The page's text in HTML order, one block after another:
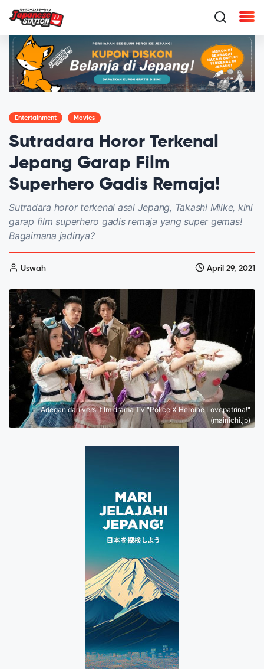
Entertainment Movies
Sutradara Horor Terkenal
Jepang Garap Film
Superhero Gadis Remaja!
Sutradara horor terkenal asal Jepang, Takashi Miike, kini
garap film superhero gadis remaja yang super gemas!
Bagaimana jadinya?
Uswah April 29, 2021
Adegan dari versi film drama TV "Police X Heroine Lovepatrina!"
(mainichi.jp)